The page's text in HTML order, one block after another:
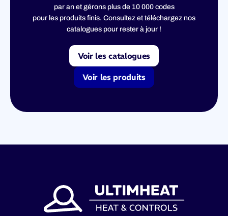
par an et gérons plus de 10 000 codes
pour les produits finis. Consultez et téléchargez nos
catalogues pour rester à jour !
Voir les catalogues
Voir les produits